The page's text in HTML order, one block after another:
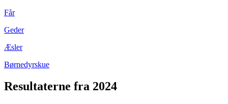
Får
Geder
Æsler
Børnedyrskue
Resultaterne fra 2024